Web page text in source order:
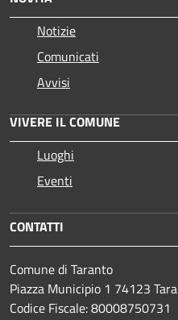
Notizie
Comunicati
Avvisi
VIVERE IL COMUNE
Luoghi
Eventi
CONTATTI
Comune di Taranto
Piazza Municipio 1 74123
Codice Fiscale: 80008750731